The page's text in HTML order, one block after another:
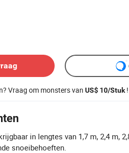
Vraag om monsters van US$ 10/Stuk!
in lengtes van 1,7 m, 2,4 m,
snoeibehoeften.